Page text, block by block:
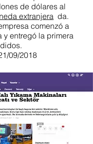
de dólares al
extranjera da.
comenzó a
y entregó la primera
09/2018